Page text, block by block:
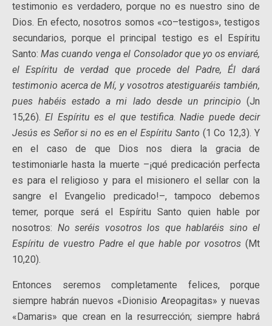
testimonio es verdadero, porque no es nuestro sino de
Dios. En efecto, nosotros somos «co–testigos», testigos
secundarios, porque el principal testigo es el Espíritu
Santo:Mas cuando venga el Consolador que yo os enviaré,
el Espíritu de verdad que procede del Padre, Él dará
testimonio acerca de Mí, y vosotros atestiguaréis también,
pues habéis estado a mi lado desde un principio (Jn
15,26).El Espíritu es el que testifica.Nadie puede decir
Jesús es Señor si no es en el Espíritu Santo (1 Co 12,3). Y
en el caso de que Dios nos diera la gracia de
testimoniarle hasta la muerte –¡qué predicación perfecta
es para el religioso y para el misionero el sellar con la
sangre el Evangelio predicado!–, tampoco debemos
temer, porque será el Espíritu Santo quien hable por
nosotros: No seréis vosotros los que hablaréis sino el
Espíritu de vuestro Padre el que hable por vosotros (Mt
10,20).
Entonces seremos completamente felices, porque
siempre habrán nuevos «Dionisio Areopagitas» y nuevas
«Damaris» que crean en la resurrección; siempre habrá